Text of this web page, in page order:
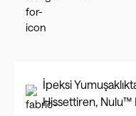
İpeksi
Hissettiren, Nulu™